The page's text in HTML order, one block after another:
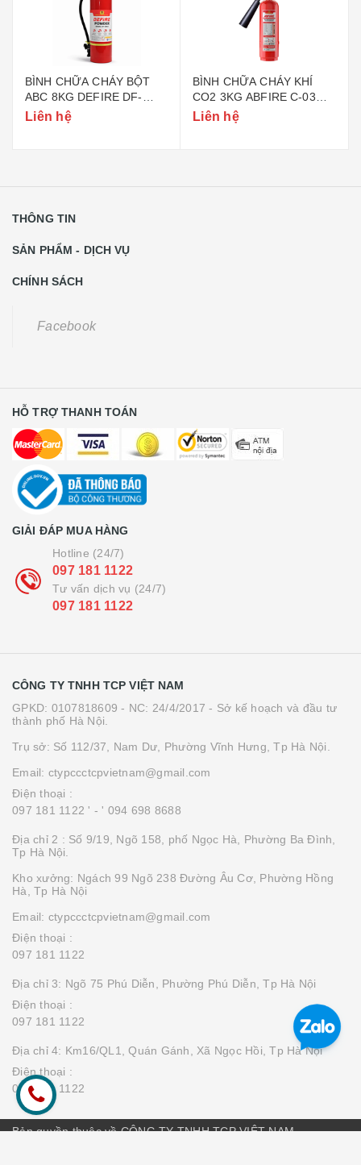
BÌNH CHỮA CHÁY BỘT
ABC 8KG DEFIRE DF-
ABC8 (BỘ CÔNG AN)
Liên hệ
BÌNH CHỮA CHÁY KHÍ
CO2 3KG ABFIRE C-03
(TEM BỘ CÔNG AN)
Liên hệ
THÔNG TIN
SẢN PHẨM - DỊCH VỤ
CHÍNH SÁCH
Facebook
HỖ TRỢ THANH TOÁN
GIẢI ĐÁP MUA HÀNG
Hotline (24/7)
097 181 1122
Tư vấn dịch vụ (24/7)
097 181 1122
CÔNG TY TNHH TCP VIỆT NAM
GPKD: 0107818609 - NC: 24/4/2017 - Sở kế hoạch và đầu tư
thành phố Hà Nội.
Trụ sở: Số 112/37, Nam Dư, Phường Vĩnh Hưng, Tp Hà Nội.
Email: ctypccctcpvietnam@gmail.com
Điện thoại :
097 181 1122 ' - ' 094 698 8688
Địa chỉ 2 : Số 9/19, Ngõ 158, phố Ngọc Hà, Phường Ba Đình,
Tp Hà Nội.
Kho xưởng: Ngách 99 Ngõ 238 Đường Âu Cơ, Phường Hồng
Hà, Tp Hà Nội
Email: ctypccctcpvietnam@gmail.com
Điện thoại :
097 181 1122
Địa chỉ 3: Ngõ 75 Phú Diễn, Phường Phú Diễn, Tp Hà Nội
Điện thoại :
097 181 1122
Địa chỉ 4: Km16/QL1, Quán Gánh, Xã Ngọc Hồi, Tp Hà Nội
Điện thoại :
097 181 1122
Bản quyền thuộc về CÔNG TY TNHH TCP VIỆT NAM